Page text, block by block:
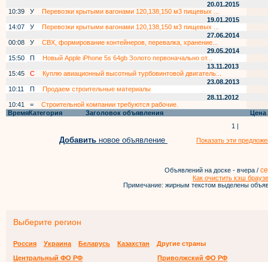
20.01.2015
10:39
У
Перевозки крытыми вагонами 120,138,150 м3 пищевых ...
19.01.2015
14:07
У
Перевозки крытыми вагонами 120,138,150 м3 пищевых ...
27.06.2014
00:08
У
СВХ, формирование контейнеров, перевалка, хранение...
29.05.2014
15:50
П
Новый Apple iPhone 5s 64gb Золото первоначально от...
13.11.2013
15:45
С
Куплю авиационный высотный турбовинтовой двигатель...
23.08.2013
10:11
П
Продаем строительные материалы
28.11.2012
10:41
=
Строительной компании требуются рабочие.
ВремяКатегория Заголовок объявления
Цена
1 |
Добавить новое объявление Показать эти
Объявлений на доске - вчера /
Как очистить кэш
Примечание: жирным текстом выделены
Выберите регион
Россия Украина Беларусь Казахстан
Другие страны
Центральный ФО РФ
Приволжский ФО РФ